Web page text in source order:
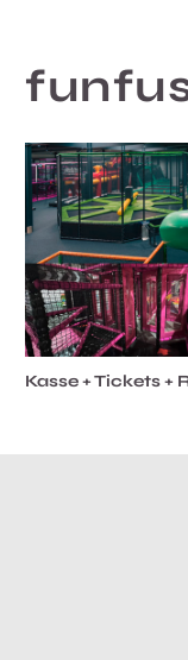
Kasse + Tickets +